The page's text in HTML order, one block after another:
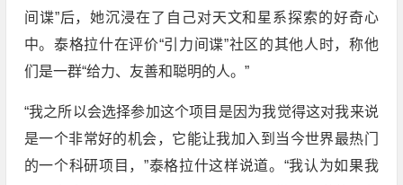
间谍”后，她沉浸在了自己对天文和星系探索的好奇心
中。泰格拉什在评价“引力间谍”社区的其他人时，称他
们是一群“给力、友善和聪明的人。”
“我之所以会选择参加这个项目是因为我觉得这对我来说
是一个非常好的机会，它能让我加入到当今世界最热门
的一个科研项目，”泰格拉什这样说道。“我认为如果我